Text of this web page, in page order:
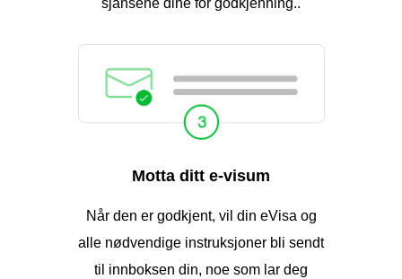
sjansene dine for godkjenning..
Motta ditt e-visum
Når den er godkjent, vil din eVisa og
alle nødvendige instruksjoner bli sendt
til innboksen din, noe som lar deg